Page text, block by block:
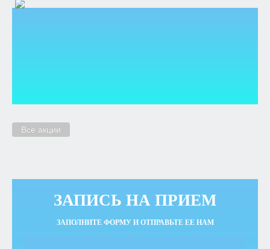
Все акции
ЗАПИСЬ НА ПРИЕМ
ЗАПОЛНИТЕ ФОРМУ И ОТПРАВЬТЕ ЕЕ НАМ